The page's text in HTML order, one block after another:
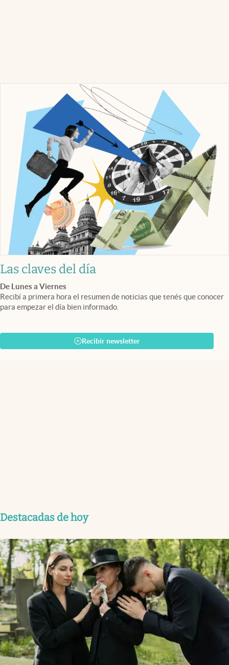
Las claves del día
De Lunes a Viernes
Recibí a primera hora el resumen de noticias que tenés que conocer
para empezar el día bien informado.
Recibir newsletter
Destacadas de hoy